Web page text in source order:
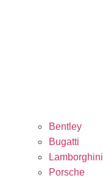
Bentley
Bugatti
Lamborghini
Porsche